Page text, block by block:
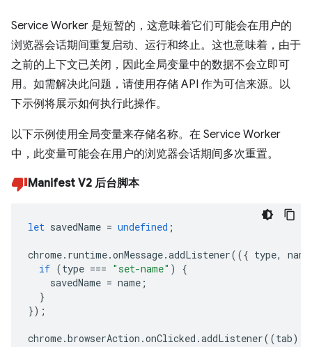
Service Worker 是短暂的，这意味着它们可能会在用户的
浏览器会话期间重复启动、运行和终止。这也意味着，由于
之前的上下文已关闭，因此全局变量中的数据不会立即可
用。如需解决此问题，请使用存储 API 作为可信来源。以
下示例将展示如何执行此操作。
以下示例使用全局变量来存储名称。在 Service Worker
中，此变量可能会在用户的浏览器会话期间多次重置。
Manifest V2 后台脚本
let savedName = undefined ;
chrome. runtime.onMessage.addListener(({ type,
name
if (type === "set-name" )
{
savedName = name ;
}
});
chrome.browserAction .onClicked .addListener((tab)